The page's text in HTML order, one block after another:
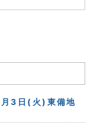
3日(火)東備地